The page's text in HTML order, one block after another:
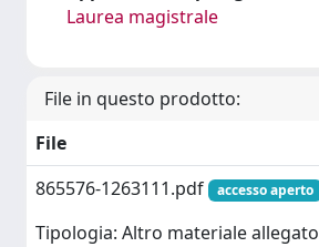
Laurea magistrale
File in questo prodotto:
File
865576-1263111.pdf
accesso aperto
Tipologia: Altro materiale allegato